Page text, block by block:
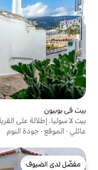
والجبال